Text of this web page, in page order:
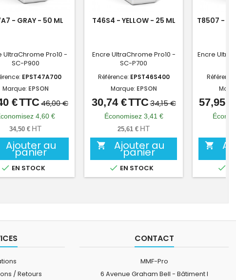
- GRAY - 50 ML
UltraChrome Pro10 -
SC-P900
EPST47A700
Marque: EPSON
Prix
Prix
de
base
€TTC46,00 €
4,60 €
34,50 € HT
Ajouter au
panier
 EN STOCK
T46S4 - YELLOW - 25 ML
Encre UltraChrome Pro10 -
SC-P700
Référence: EPST46S400
Marque: EPSON
Prix
Prix
de
base
30,74 €TTC34,15 €
Économisez 3,41 €
25,61 € HT
 Ajouter au
panier
 EN STOCK
T8507 -
Encre
57,95 €


/ Retours
CONTACT
MMF-Pro
6 Avenue Graham Bell - Bâtiment I